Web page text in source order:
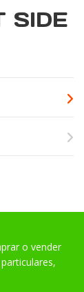
SIDE
o vender